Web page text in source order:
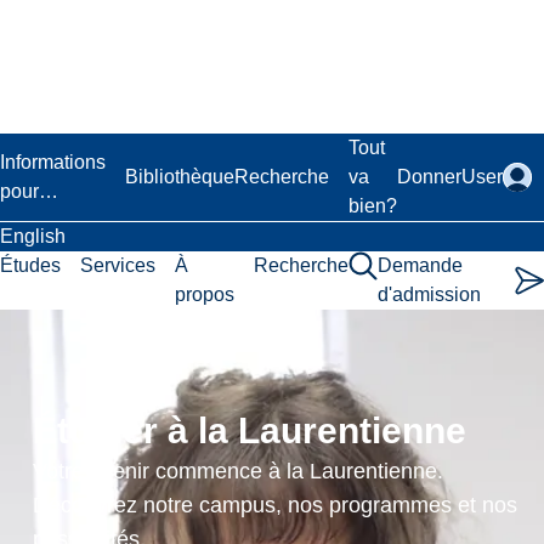
Informations
pour…
BibliothèqueRecherche
Tout
va
bien?
DonnerUser
English
Études
Services
À
propos
Recherche
Demande
d'admission
Étudier à la Laurentienne
Votre avenir commence à la Laurentienne.
Découvrez notre campus, nos programmes et nos
possibilités.
Occupational
Health,